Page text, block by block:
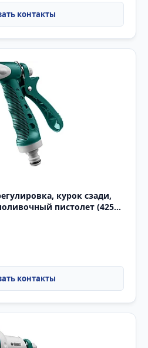
курок сзади,
пистолет (4255-